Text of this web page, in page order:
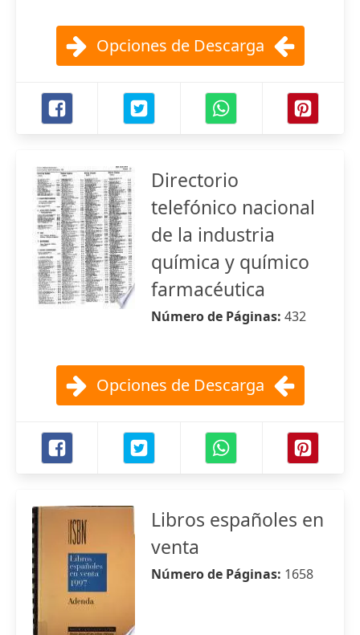
Opciones de Descarga
Directorio
telefónico nacional
de la industria
química y químico
farmacéutica
Número de Páginas: 432
Opciones de Descarga
Libros españoles en
venta
Número de Páginas: 1658